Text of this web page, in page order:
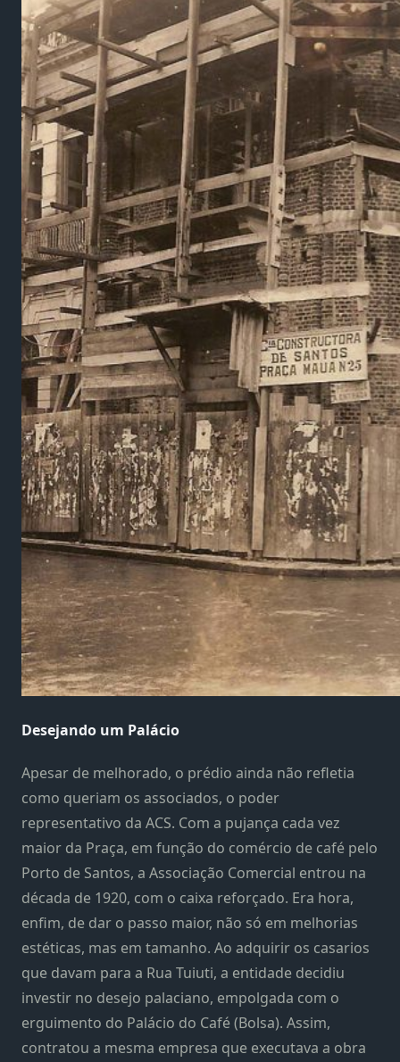
Desejando um Palácio
Apesar de melhorado, o prédio ainda não refletia
como queriam os associados, o poder
representativo da ACS. Com a pujança cada vez
maior da Praça, em função do comércio de café pelo
Porto de Santos, a Associação Comercial entrou na
década de 1920, com o caixa reforçado. Era hora,
enfim, de dar o passo maior, não só em melhorias
estéticas, mas em tamanho. Ao adquirir os casarios
que davam para a Rua Tuiuti, a entidade decidiu
investir no desejo palaciano, empolgada com o
erguimento do Palácio do Café (Bolsa). Assim,
contratou a mesma empresa que executava a obra